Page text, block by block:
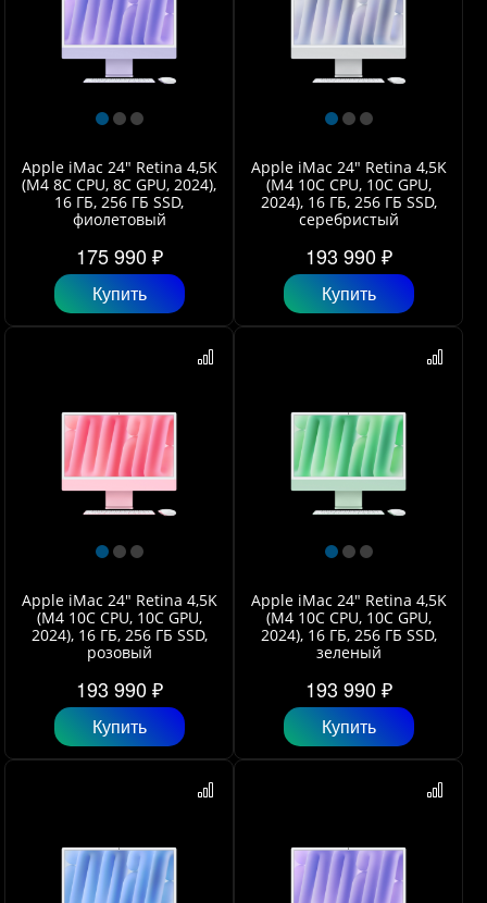
Apple iMac 24" Retina 4,5K
(M4 8C CPU, 8C GPU, 2024),
16 ГБ, 256 ГБ SSD,
фиолетовый
175 990 ₽
Купить
Apple iMac 24" Retina 4,5K
(M4 10C CPU, 10C GPU,
2024), 16 ГБ, 256 ГБ SSD,
серебристый
193 990 ₽
Купить
Apple iMac 24" Retina 4,5K
(M4 10C CPU, 10C GPU,
2024), 16 ГБ, 256 ГБ SSD,
розовый
193 990 ₽
Купить
Apple iMac 24" Retina 4,5K
(M4 10C CPU, 10C GPU,
2024), 16 ГБ, 256 ГБ SSD,
зеленый
193 990 ₽
Купить